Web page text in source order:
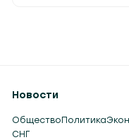
Новости
ОбществоПолитика
СНГ